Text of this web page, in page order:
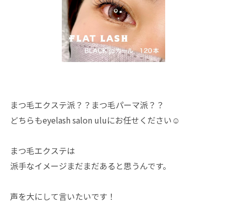
まつ毛エクステ派？？まつ毛パーマ派？？
どちらもeyelash salon uluにお任せください☺️
まつ毛エクステは
派手なイメージまだまだあると思うんです。
声を大にして言いたいです！